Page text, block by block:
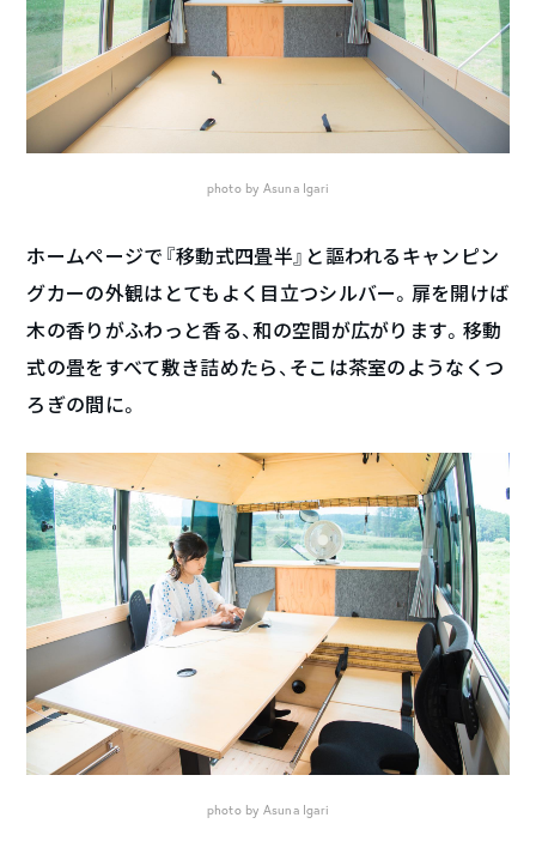
photo by Asuna Igari
ホームページで『移動式四畳半』と謳われるキャンピン
グカーの外観はとてもよく目立つシルバー。扉を開けば
木の香りがふわっと香る、和の空間が広がります。移動
式の畳をすべて敷き詰めたら、そこは茶室のようなくつ
ろぎの間に。
photo by Asuna Igari